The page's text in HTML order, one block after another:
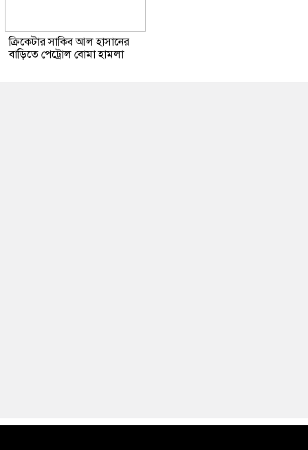
ক্রিকেটার সাকিব আল হাসানের
বাড়িতে পেট্রোল বোমা হামলা